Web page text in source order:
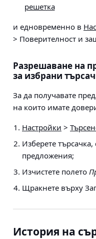
решетка
и едновременно в
> Поверителност и
Разрешаване на
за избрани
За да получавате
на които имате
Настройки >
Изберете търсачка,
предложения;
Изчистете полето
Щракнете върху
История на